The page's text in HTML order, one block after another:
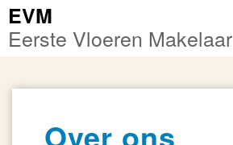
EVM
Eerste Vloeren Makelaar
Over ons